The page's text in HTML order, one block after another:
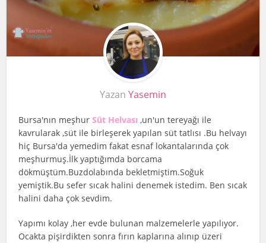
Yazan Yasemin
Bursa'nın meşhurSüt Helvası ,un'un tereyağı ile
kavrularak ,süt ile birleşerek yapılan süt tatlısı .Bu helvayı
hiç Bursa'da yemedim fakat esnaf lokantalarında çok
meşhurmuş.İlk yaptığımda borcama
dökmüştüm.Buzdolabında bekletmiştim.Soğuk
yemiştik.Bu sefer sıcak halini denemek istedim. Ben sıcak
halini daha çok sevdim.
Yapımı kolay ,her evde bulunan malzemelerle yapılıyor.
Ocakta pişirdikten sonra fırın kaplarına alınıp üzeri